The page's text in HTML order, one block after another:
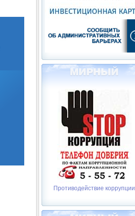
Противодействие коррупции